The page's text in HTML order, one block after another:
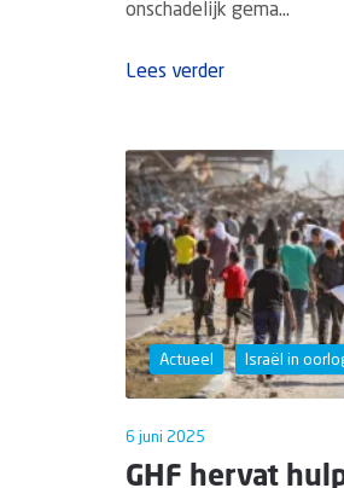
onschadelijk gema...
Lees verder
Actueel Israël in
6 juni 2025
GHF hervat